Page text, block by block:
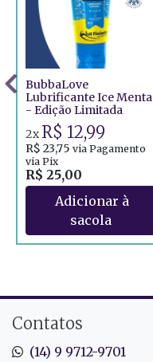
BubbaLove
Lubrificante Ice Menta
- Edição Limitada
R$ 25,00
2x R$ 12,99
R$ 23,75 via Pagamento
via Pix
Contatos
(14) 9 9712-9701